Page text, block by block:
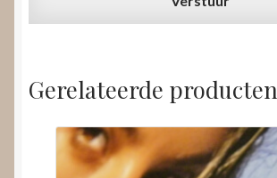
Gerelateerde producten